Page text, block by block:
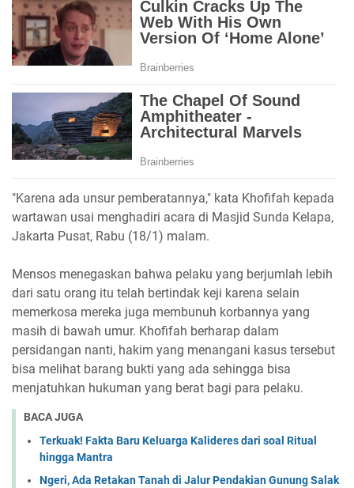
"Karena ada unsur pemberatannya," kata Khofifah kepada
wartawan usai menghadiri acara di Masjid Sunda Kelapa,
Jakarta Pusat, Rabu (18/1) malam.
Mensos menegaskan bahwa pelaku yang berjumlah lebih
dari satu orang itu telah bertindak keji karena selain
memerkosa mereka juga membunuh korbannya yang
masih di bawah umur. Khofifah berharap dalam
persidangan nanti, hakim yang menangani kasus tersebut
bisa melihat barang bukti yang ada sehingga bisa
menjatuhkan hukuman yang berat bagi para pelaku.
BACA JUGA
Terkuak! Fakta Baru Keluarga Kalideres dari soal Ritual
hingga Mantra
Ngeri, Ada Retakan Tanah di Jalur Pendakian Gunung Salak